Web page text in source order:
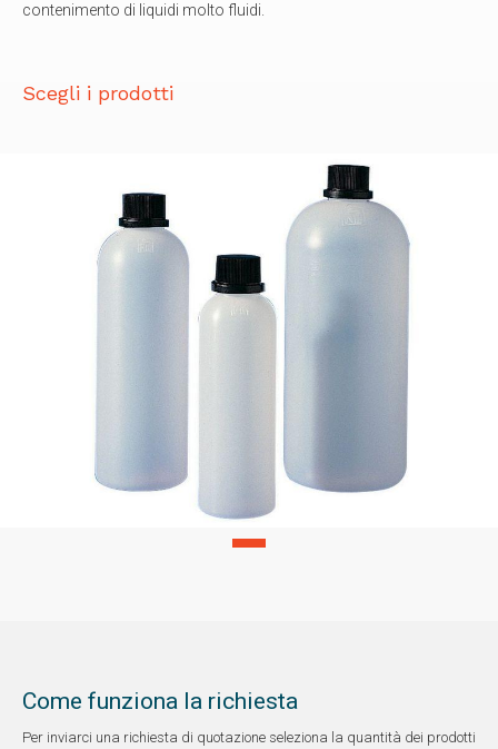
contenimento di liquidi molto fluidi.
Scegli i prodotti
Come funziona la richiesta
Per inviarci una richiesta di quotazione seleziona la quantità dei prodotti